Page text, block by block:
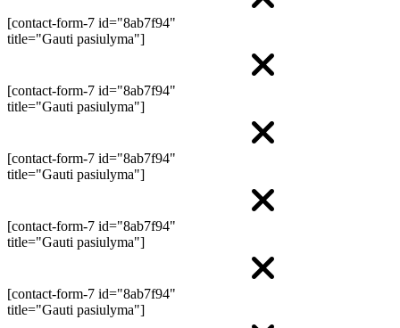
[contact-form-7 id="8ab7f94"
title="Gauti pasiulyma"]
[contact-form-7 id="8ab7f94"
title="Gauti pasiulyma"]
[contact-form-7 id="8ab7f94"
title="Gauti pasiulyma"]
[contact-form-7 id="8ab7f94"
title="Gauti pasiulyma"]
[contact-form-7 id="8ab7f94"
title="Gauti pasiulyma"]